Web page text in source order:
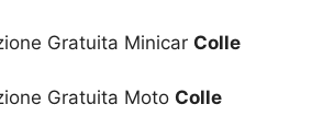
Gratuita Minicar Colle
Gratuita Moto Colle